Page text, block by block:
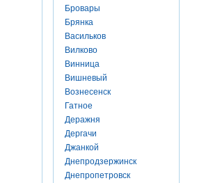
Бровары
Брянка
Васильков
Вилково
Винница
Вишневый
Вознесенск
Гатное
Деражня
Дергачи
Джанкой
Днепродзержинск
Днепропетровск